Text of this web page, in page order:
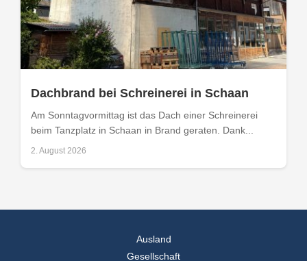
Dachbrand bei Schreinerei in Schaan
Am Sonntagvormittag ist das Dach einer Schreinerei
beim Tanzplatz in Schaan in Brand geraten. Dank...
2. August 2026
Ausland
Gesellschaft